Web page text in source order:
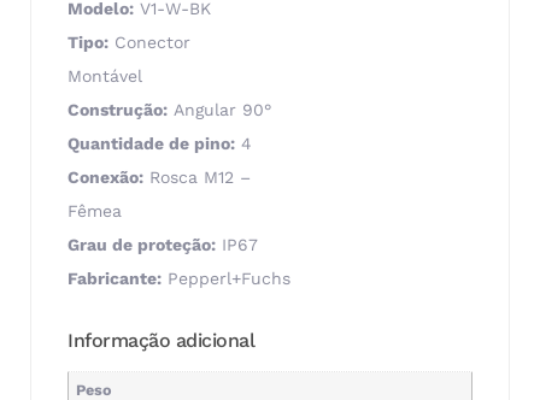
Modelo: V1-W-BK
Tipo: Conector
Montável
Construção: Angular 90°
Quantidade de pino: 4
Conexão: Rosca M12 –
Fêmea
Grau de proteção: IP67
Fabricante: Pepperl+Fuchs
Informação adicional
Peso